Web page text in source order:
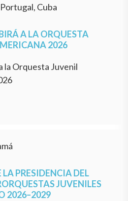
Cuba
A LA ORQUESTA
2026
la Orquesta Juvenil
PRESIDENCIA DEL
JUVENILES
2026–2029